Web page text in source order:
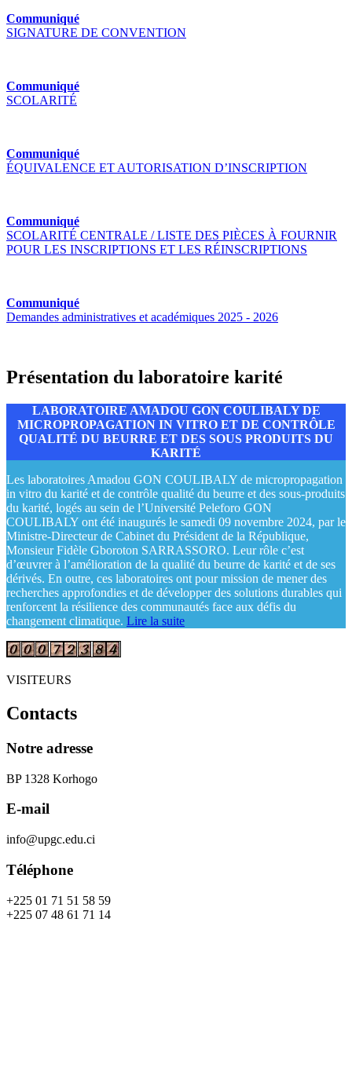
Communiqué
SIGNATURE DE CONVENTION
Communiqué
SCOLARITÉ
Communiqué
ÉQUIVALENCE ET AUTORISATION D’INSCRIPTION
Communiqué
SCOLARITÉ CENTRALE / LISTE DES PIÈCES À FOURNIR
POUR LES INSCRIPTIONS ET LES RÉINSCRIPTIONS
Communiqué
Demandes administratives et académiques 2025 - 2026
Présentation du laboratoire karité
LABORATOIRE AMADOU GON COULIBALY DE
MICROPROPAGATION IN VITRO ET DE CONTRÔLE
QUALITÉ DU BEURRE ET DES SOUS PRODUITS DU
KARITÉ
Les laboratoires Amadou GON COULIBALY de micropropagation
in vitro du karité et de contrôle qualité du beurre et des sous-produits
du karité, logés au sein de l’Université Peleforo GON
COULIBALY ont été inaugurés le samedi 09 novembre 2024, par le
Ministre-Directeur de Cabinet du Président de la République,
Monsieur Fidèle Gboroton SARRASSORO. Leur rôle c’est
d’œuvrer à l’amélioration de la qualité du beurre de karité et de ses
dérivés. En outre, ces laboratoires ont pour mission de mener des
recherches approfondies et de développer des solutions durables qui
renforcent la résilience des communautés face aux défis du
changement climatique. Lire la suite
VISITEURS
Contacts
Notre adresse
BP 1328 Korhogo
E-mail
info@upgc.edu.ci
Téléphone
+225 01 71 51 58 59
+225 07 48 61 71 14